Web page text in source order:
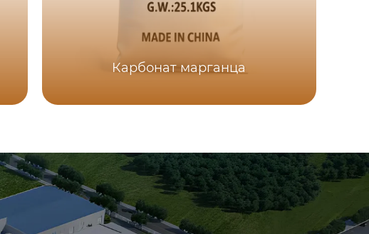
Карбонат марганца